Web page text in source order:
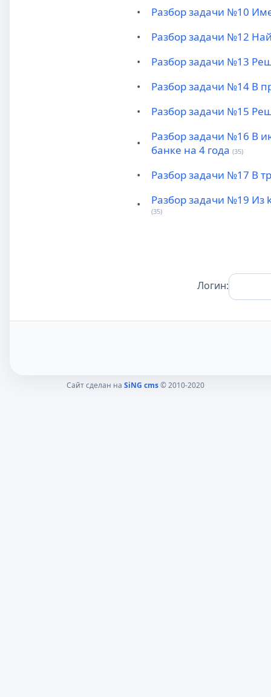
•
Разбор задачи №10
•
Разбор задачи №12
•
Разбор задачи №13
•
Разбор задачи №14 В
•
Разбор задачи №15
•
Разбор задачи №16 В
банке на 4 года (35)
• Разбор задачи №17 В
• Разбор задачи №19 Из
(35)
Логин:
Сайт сделан на SiNG cms© 2010-2020